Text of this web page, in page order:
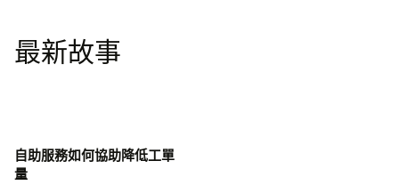
最新故事
自助服務如何協助降低工單
量